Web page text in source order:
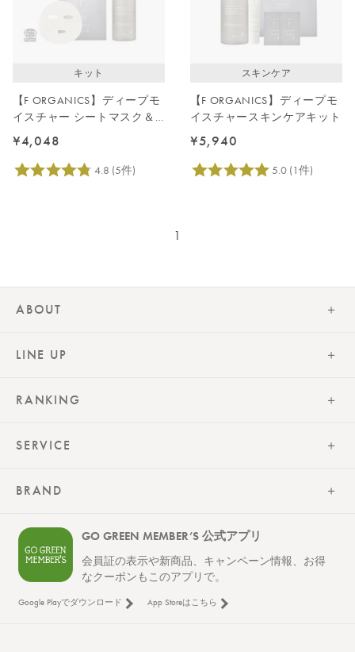
キット
【F ORGANICS】ディープモ
イスチャー シートマスク＆
ローション
¥4,048
スキンケア
【F ORGANICS】ディープモ
イスチャースキンケアキット
¥5,940
1
ABOUT
LINE UP
RANKING
SERVICE
BRAND
GO GREEN MEMBER’S 公式アプリ
会員証の表示や新商品、キャンペーン情報、お得
なクーポンもこのアプリで。
Google Playでダウンロード App Storeはこちら